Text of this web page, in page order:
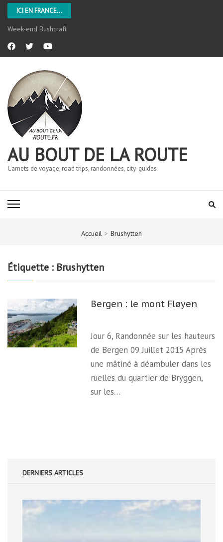
ICI EN FRANCE...
Week-end Bushcraft
AU BOUT DE LA ROUTE
Carnets de voyage, road trips, randonnées, city-guides
Accueil > Brushytten
Étiquette : Brushytten
Bergen : le mont Fløyen
Jour 6, Randonnée sur les hauteurs
de Bergen 09 Juillet 2015 Après
une mâtiné à déambuler dans les
ruelles du quartier de Bryggen,
sur les…
DERNIERS ARTICLES